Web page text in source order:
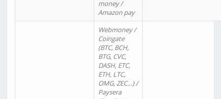
money /
Amazon pay
Webmoney /
Coingate
(BTC, BCH,
BTG, CVC,
DASH, ETC,
ETH, LTC,
OMG, ZEC…) /
Paysera